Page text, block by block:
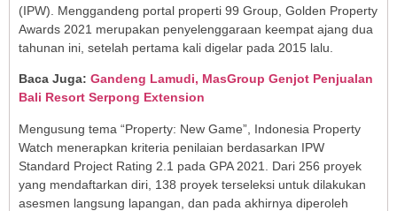
(IPW). Menggandeng portal properti 99 Group, Golden Property
Awards 2021 merupakan penyelenggaraan keempat ajang dua
tahunan ini, setelah pertama kali digelar pada 2015 lalu.
Baca Juga: Gandeng Lamudi, MasGroup Genjot Penjualan
Bali Resort Serpong Extension
Mengusung tema “Property: New Game”, Indonesia Property
Watch menerapkan kriteria penilaian berdasarkan IPW
Standard Project Rating 2.1 pada GPA 2021. Dari 256 proyek
yang mendaftarkan diri, 138 proyek terseleksi untuk dilakukan
asesmen langsung lapangan, dan pada akhirnya diperoleh